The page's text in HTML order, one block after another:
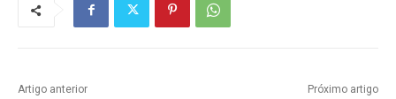
Artigo anterior Próximo artigo